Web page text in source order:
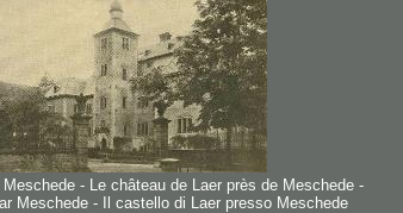
- Le château de Laer près de Meschede -
Meschede - Il castello di Laer presso Meschede